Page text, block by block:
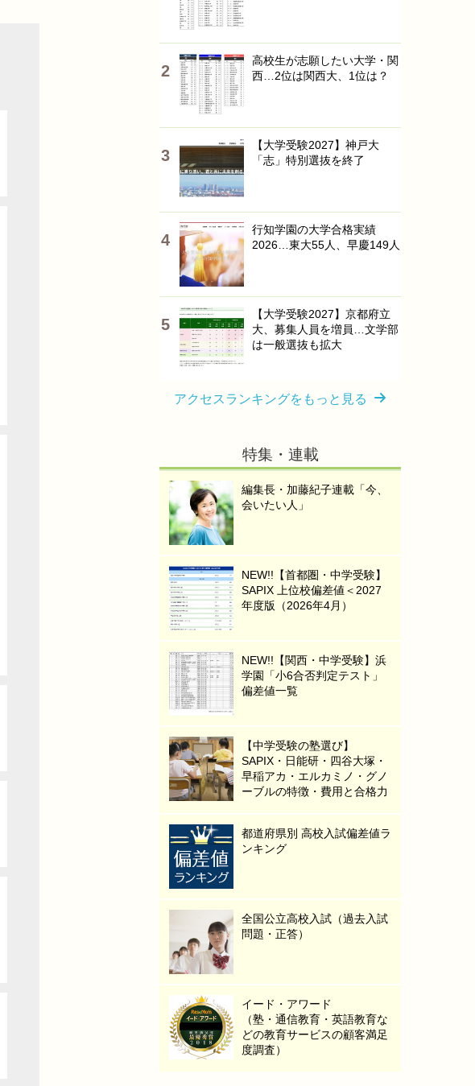
高校生が志願したい大学・関
西…2位は関西大、1位は？
【大学受験2027】神戸大
「志」特別選抜を終了
行知学園の大学合格実績
2026…東大55人、早慶149人
【大学受験2027】京都府立
大、募集人員を増員…文学部
は一般選抜も拡大
アクセスランキングをもっと見る
特集・連載
編集長・加藤紀子連載「今、
会いたい人」
NEW!!【首都圏・中学受験】
SAPIX 上位校偏差値＜2027
年度版（2026年4月）
NEW!!【関西・中学受験】浜
学園「小6合否判定テスト」
偏差値一覧
【中学受験の塾選び】
SAPIX・日能研・四谷大塚・
早稲アカ・エルカミノ・グノ
ーブルの特徴・費用と合格力
都道府県別 高校入試偏差値ラ
ンキング
全国公立高校入試（過去入試
問題・正答）
イード・アワード
（塾・通信教育・英語教育な
どの教育サービスの顧客満足
度調査）